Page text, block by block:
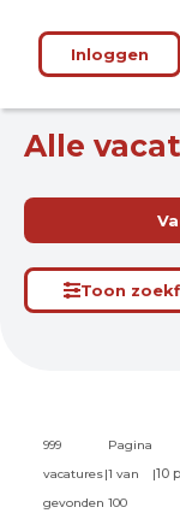
Inloggen
Alle
Toon
999
vacatures
gevonden
|
Pagina
1 van
100
|